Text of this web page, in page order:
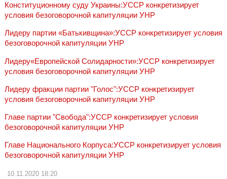
Конституционному суду Украины:УССР конкретизирует
условия безоговорочной капитуляции УНР
Лидеру партии «Батькивщина»:УССР конкретизирует условия
безоговорочной капитуляции УНР
Лидеру«Европейской Солидарности»:УССР конкретизирует
условия безоговорочной капитуляции УНР
Лидеру фракции партии "Голос":УССР конкретизирует
условия безоговорочной капитуляции УНР
Главе партии "Свобода":УССР конкретизирует условия
безоговорочной капитуляции УНР
Главе Национального Корпуса:УССР конкретизирует условия
безоговорочной капитуляции УНР
10.11.2020 18:20